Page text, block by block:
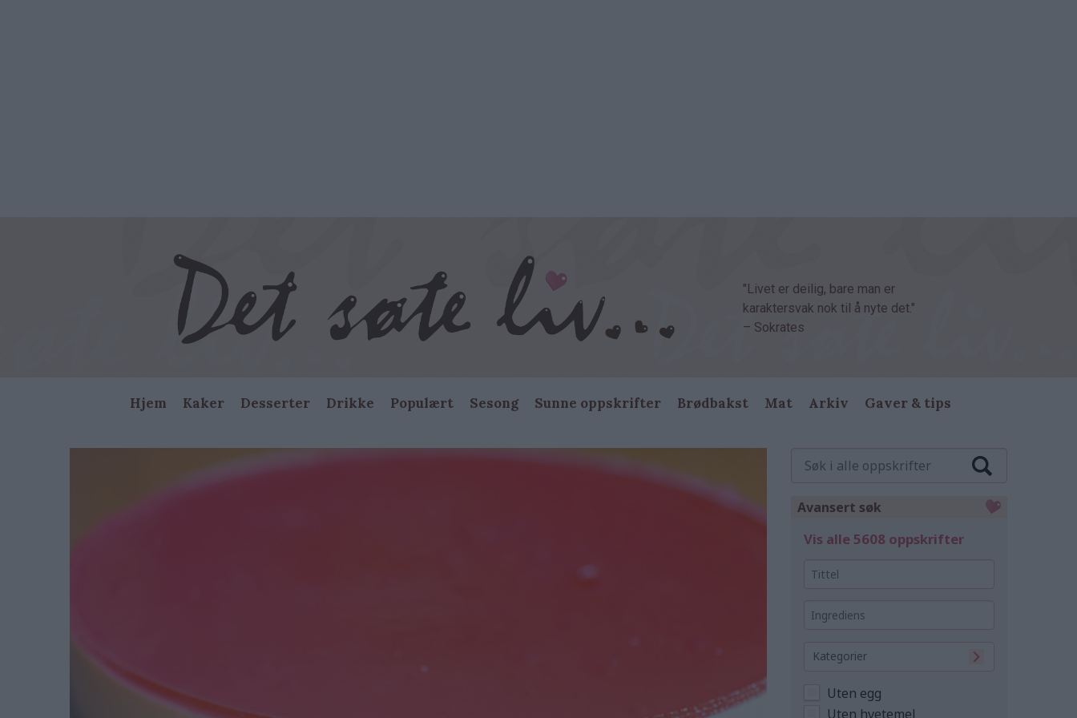
"Livet er deilig, bare man er
karaktersvak nok til å nyte det."
– Sokrates
Main
navigation
Hjem Kaker Desserter Drikke Populært Sesong Sunne oppskrifter Brødbakst Mat Arkiv Gaver & tips
Avansert søk
Vis alle 5608 oppskrifter
Kategorier
Uten egg
Uten hvetemel